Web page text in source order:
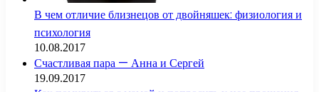
В чем отличие близнецов от двойняшек: физиология и
психология
10.08.2017
Счастливая пара — Анна и Сергей
19.09.2017